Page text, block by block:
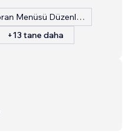
Restoran Menüsü Düzenleme
+13 tane daha